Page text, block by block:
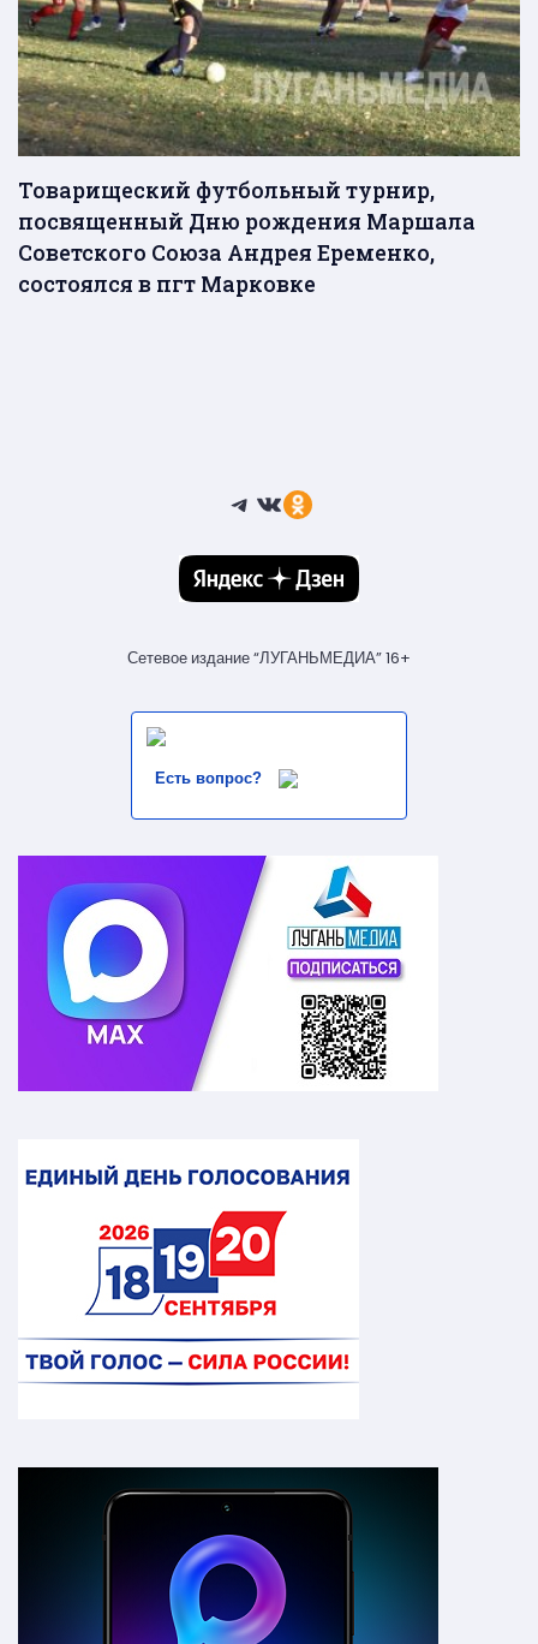
Товарищеский футбольный турнир,
посвященный Дню рождения Маршала
Советского Союза Андрея Еременко,
состоялся в пгт Марковке
Telegram
ВКонтакте
Ссылка
Сетевое издание “ЛУГАНЬМЕДИА” 16+
Есть вопрос?